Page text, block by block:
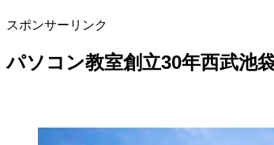
スポンサーリンク
パソコン教室創立30年西武池